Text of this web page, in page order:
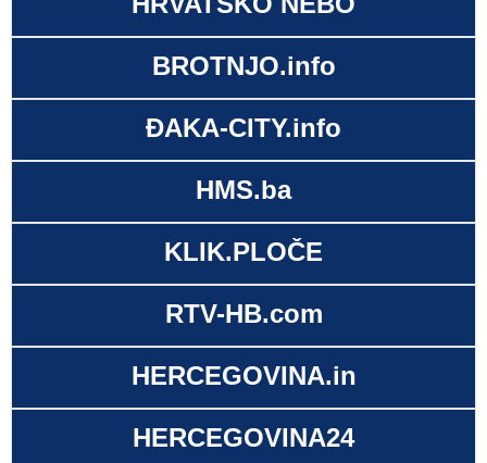
BROTNJO.info
ĐAKA-CITY.info
HMS.ba
KLIK.PLOČE
RTV-HB.com
HERCEGOVINA.in
HERCEGOVINA24